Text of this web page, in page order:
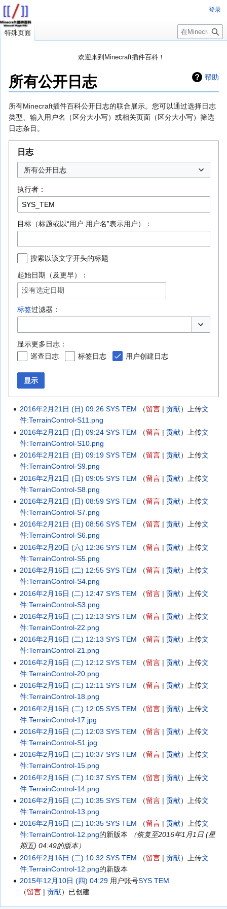
欢迎来到Minecraft插件百科！
带您快速熟悉百科编辑！
因近日遭受攻击，百科现已限制编辑，有意编辑请加入插件百科企
帮助
所有公开日志
跳
转
到
导
跳
转
到
搜
所有Minecraft插件百科公开日志的联合展示。您可以通过选择日志
类型、输入用户名（区分大小写）或相关页面（区分大小写）筛选
日志条目。
日志
所有公开日志
执行者：
目标（标题或以“用户:用户名”表示用户）：
搜索以该文字开头的标题
起始日期（及更早）：
没有选定日期
标签过滤器：
显示更多日志：
巡查日志
标签日志 用户创建日志
显示
2016年2月21日 (日) 09:26 SYS TEM 留言 贡献 上传文
件:TerrainControl-S11.png
2016年2月21日 (日) 09:24 SYS TEM 留言 贡献 上传文
件:TerrainControl-S10.png
2016年2月21日 (日) 09:19 SYS TEM 留言 贡献 上传文
件:TerrainControl-S9.png
2016年2月21日 (日) 09:05 SYS TEM 留言 贡献 上传文
件:TerrainControl-S8.png
2016年2月21日 (日) 08:59 SYS TEM 留言 贡献 上传文
件:TerrainControl-S7.png
2016年2月21日 (日) 08:56 SYS TEM 留言 贡献 上传文
件:TerrainControl-S6.png
2016年2月20日 (六) 12:36 SYS TEM 留言 贡献 上传文
件:TerrainControl-S5.png
2016年2月16日 (二) 12:55 SYS TEM 留言 贡献 上传文
件:TerrainControl-S4.png
2016年2月16日 (二) 12:47 SYS TEM 留言 贡献 上传文
件:TerrainControl-S3.png
2016年2月16日 (二) 12:13 SYS TEM 留言 贡献 上传文
件:TerrainControl-22.png
2016年2月16日 (二) 12:13 SYS TEM 留言 贡献 上传文
件:TerrainControl-21.png
2016年2月16日 (二) 12:12 SYS TEM 留言 贡献 上传文
件:TerrainControl-20.png
2016年2月16日 (二) 12:11 SYS TEM 留言 贡献 上传文
件:TerrainControl-18.png
2016年2月16日 (二) 12:05 SYS TEM 留言 贡献 上传文
件:TerrainControl-17.jpg
2016年2月16日 (二) 12:03 SYS TEM 留言 贡献 上传文
件:TerrainControl-S1.jpg
2016年2月16日 (二) 10:37 SYS TEM 留言 贡献 上传文
件:TerrainControl-15.png
2016年2月16日 (二) 10:37 SYS TEM 留言 贡献 上传文
件:TerrainControl-14.png
2016年2月16日 (二) 10:35 SYS TEM 留言 贡献 上传文
件:TerrainControl-13.png
2016年2月16日 (二) 10:35 SYS TEM 留言 贡献 上传文
件:TerrainControl-12.png的新版本
（恢复至2016年1月1日 (星
期五) 04:49的版本）
2016年2月16日 (二) 10:32 SYS TEM 留言 贡献 上传文
件:TerrainControl-12.png的新版本
2015年12月10日 (四) 04:29 用户账号SYS TEM
留言
贡献 已创建
登录
特殊页面
搜
索